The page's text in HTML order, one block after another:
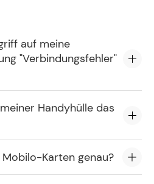
auf meine
"Verbindungsfehler"
Handyhülle das
Karten genau?